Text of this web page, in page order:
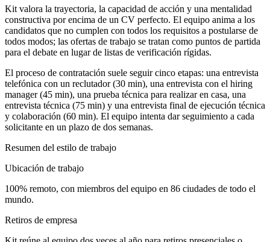
Kit valora la trayectoria, la capacidad de acción y una mentalidad
constructiva por encima de un CV perfecto. El equipo anima a los
candidatos que no cumplen con todos los requisitos a postularse de
todos modos; las ofertas de trabajo se tratan como puntos de partida
para el debate en lugar de listas de verificación rígidas.
El proceso de contratación suele seguir cinco etapas: una entrevista
telefónica con un reclutador (30 min), una entrevista con el hiring
manager (45 min), una prueba técnica para realizar en casa, una
entrevista técnica (75 min) y una entrevista final de ejecución técnica
y colaboración (60 min). El equipo intenta dar seguimiento a cada
solicitante en un plazo de dos semanas.
Resumen del estilo de trabajo
Ubicación de trabajo
100% remoto, con miembros del equipo en 86 ciudades de todo el
mundo.
Retiros de empresa